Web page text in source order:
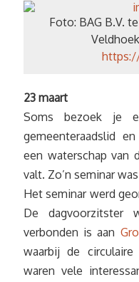
Foto: BAG B.V.
23 maart
Soms bezoek je
gemeenteraadslid
een waterschap van
valt. Zo’n seminar
Het seminar werd
De dagvoorzitster
verbonden is aan
waarbij de
waren vele